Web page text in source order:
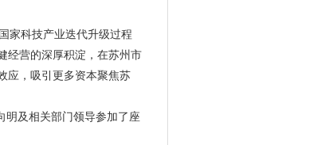
家科技产业迭代升级过程
经营的深厚积淀，在苏州市
应，吸引更多资本聚焦苏
明及相关部门领导参加了座